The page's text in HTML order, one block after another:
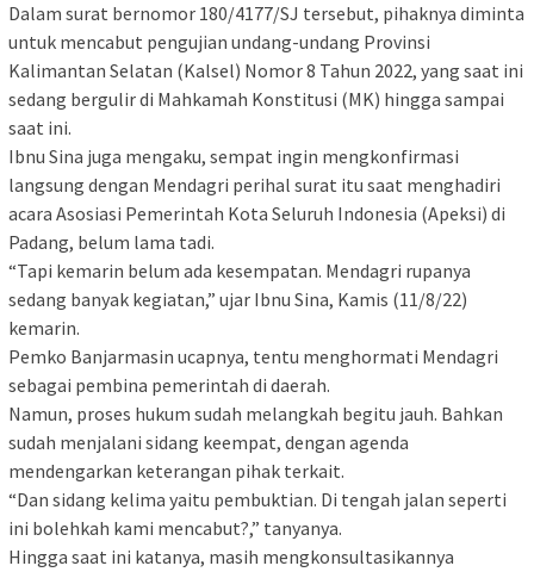
Dalam surat bernomor 180/4177/SJ tersebut, pihaknya diminta
untuk mencabut pengujian undang-undang Provinsi
Kalimantan Selatan (Kalsel) Nomor 8 Tahun 2022, yang saat ini
sedang bergulir di Mahkamah Konstitusi (MK) hingga sampai
saat ini.
Ibnu Sina juga mengaku, sempat ingin mengkonfirmasi
langsung dengan Mendagri perihal surat itu saat menghadiri
acara Asosiasi Pemerintah Kota Seluruh Indonesia (Apeksi) di
Padang, belum lama tadi.
“Tapi kemarin belum ada kesempatan. Mendagri rupanya
sedang banyak kegiatan,” ujar Ibnu Sina, Kamis (11/8/22)
kemarin.
Pemko Banjarmasin ucapnya, tentu menghormati Mendagri
sebagai pembina pemerintah di daerah.
Namun, proses hukum sudah melangkah begitu jauh. Bahkan
sudah menjalani sidang keempat, dengan agenda
mendengarkan keterangan pihak terkait.
“Dan sidang kelima yaitu pembuktian. Di tengah jalan seperti
ini bolehkah kami mencabut?,” tanyanya.
Hingga saat ini katanya, masih mengkonsultasikannya